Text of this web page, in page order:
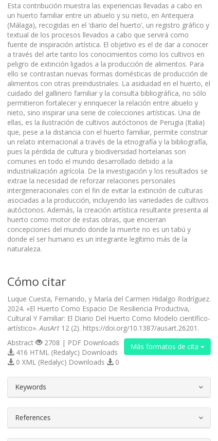
Esta contribución muestra las experiencias llevadas a cabo en
un huerto familiar entre un abuelo y su nieto, en Antequera
(Málaga), recogidas en el ‘diario del huerto’, un registro gráfico y
textual de los procesos llevados a cabo que servirá como
fuente de inspiración artística. El objetivo es el de dar a conocer
a través del arte tanto los conocimientos como los cultivos en
peligro de extinción ligados a la producción de alimentos. Para
ello se contrastan nuevas formas domésticas de producción de
alimentos con otras preindustriales. La asiduidad en el huerto, el
cuidado del gallinero familiar y la consulta bibliográfica, no sólo
permitieron fortalecer y enriquecer la relación entre abuelo y
nieto, sino inspirar una serie de colecciones artísticas. Una de
ellas, es la ilustración de cultivos autóctonos de Perugia (Italia)
que, pese a la distancia con el huerto familiar, permite construir
un relato internacional a través de la etnografía y la bibliografía,
pues la pérdida de cultura y biodiversidad hortelanas son
comunes en todo el mundo desarrollado debido a la
industrialización agrícola. De la investigación y los resultados se
extrae la necesidad de reforzar relaciones personales
intergeneracionales con el fin de evitar la extinción de culturas
asociadas a la producción, incluyendo las variedades de cultivos
autóctonos. Además, la creación artística resultante presenta al
huerto como motor de estas obras, que encierran
concepciones del mundo donde la muerte no es un tabú y
donde el ser humano es un integrante legítimo más de la
naturaleza.
Cómo citar
Luque Cuesta, Fernando, y María del Carmen Hidalgo Rodríguez.
2024. «El Huerto Como Espacio De Resiliencia Productiva,
Cultural Y Familiar: El Diario Del Huerto Como Modelo científico-
artístico».AusArt 12 (2). https://doi.org/10.1387/ausart.26201.
Más formatos de cita
Abstract
2708 | PDF Downloads
416 HTML (Redalyc) Downloads
0 XML (Redalyc) Downloads
0
Keywords
References